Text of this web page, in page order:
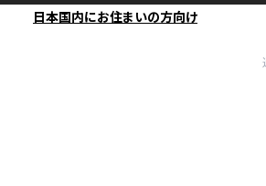
日本国内にお住まいの方向け